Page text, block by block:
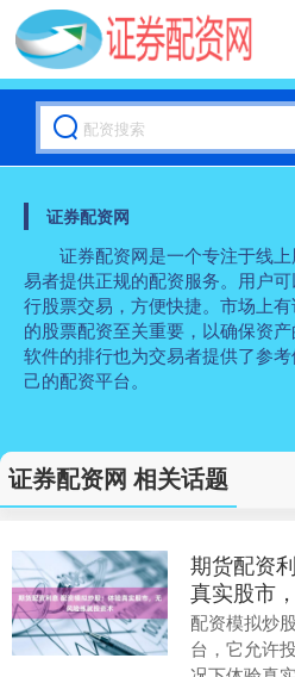
证券配资网
证券配资网是一个专注于线
易者提供正规的配资服务。用户
行股票交易，方便快捷。市场上
的股票配资至关重要，以确保资
软件的排行也为交易者提供了参
己的配资平台。
证券配资网 相关话题
期货配资
真实股市
配资模拟炒
台，它允许